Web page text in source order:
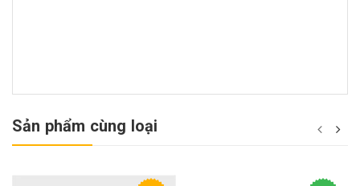
Sản phẩm cùng loại